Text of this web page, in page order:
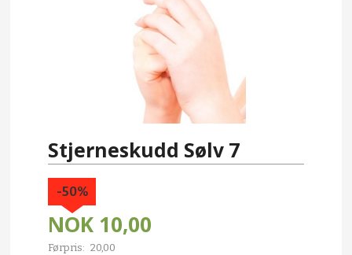
Stjerneskudd Sølv 7
NOK 10,00
Førpris: 20,00
-50%